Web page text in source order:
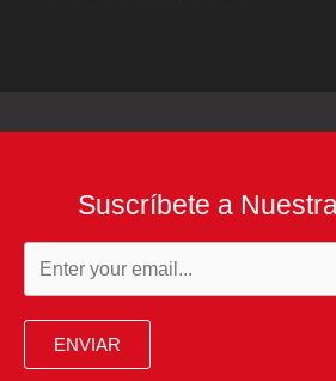
Suscríbete a
ENVIAR